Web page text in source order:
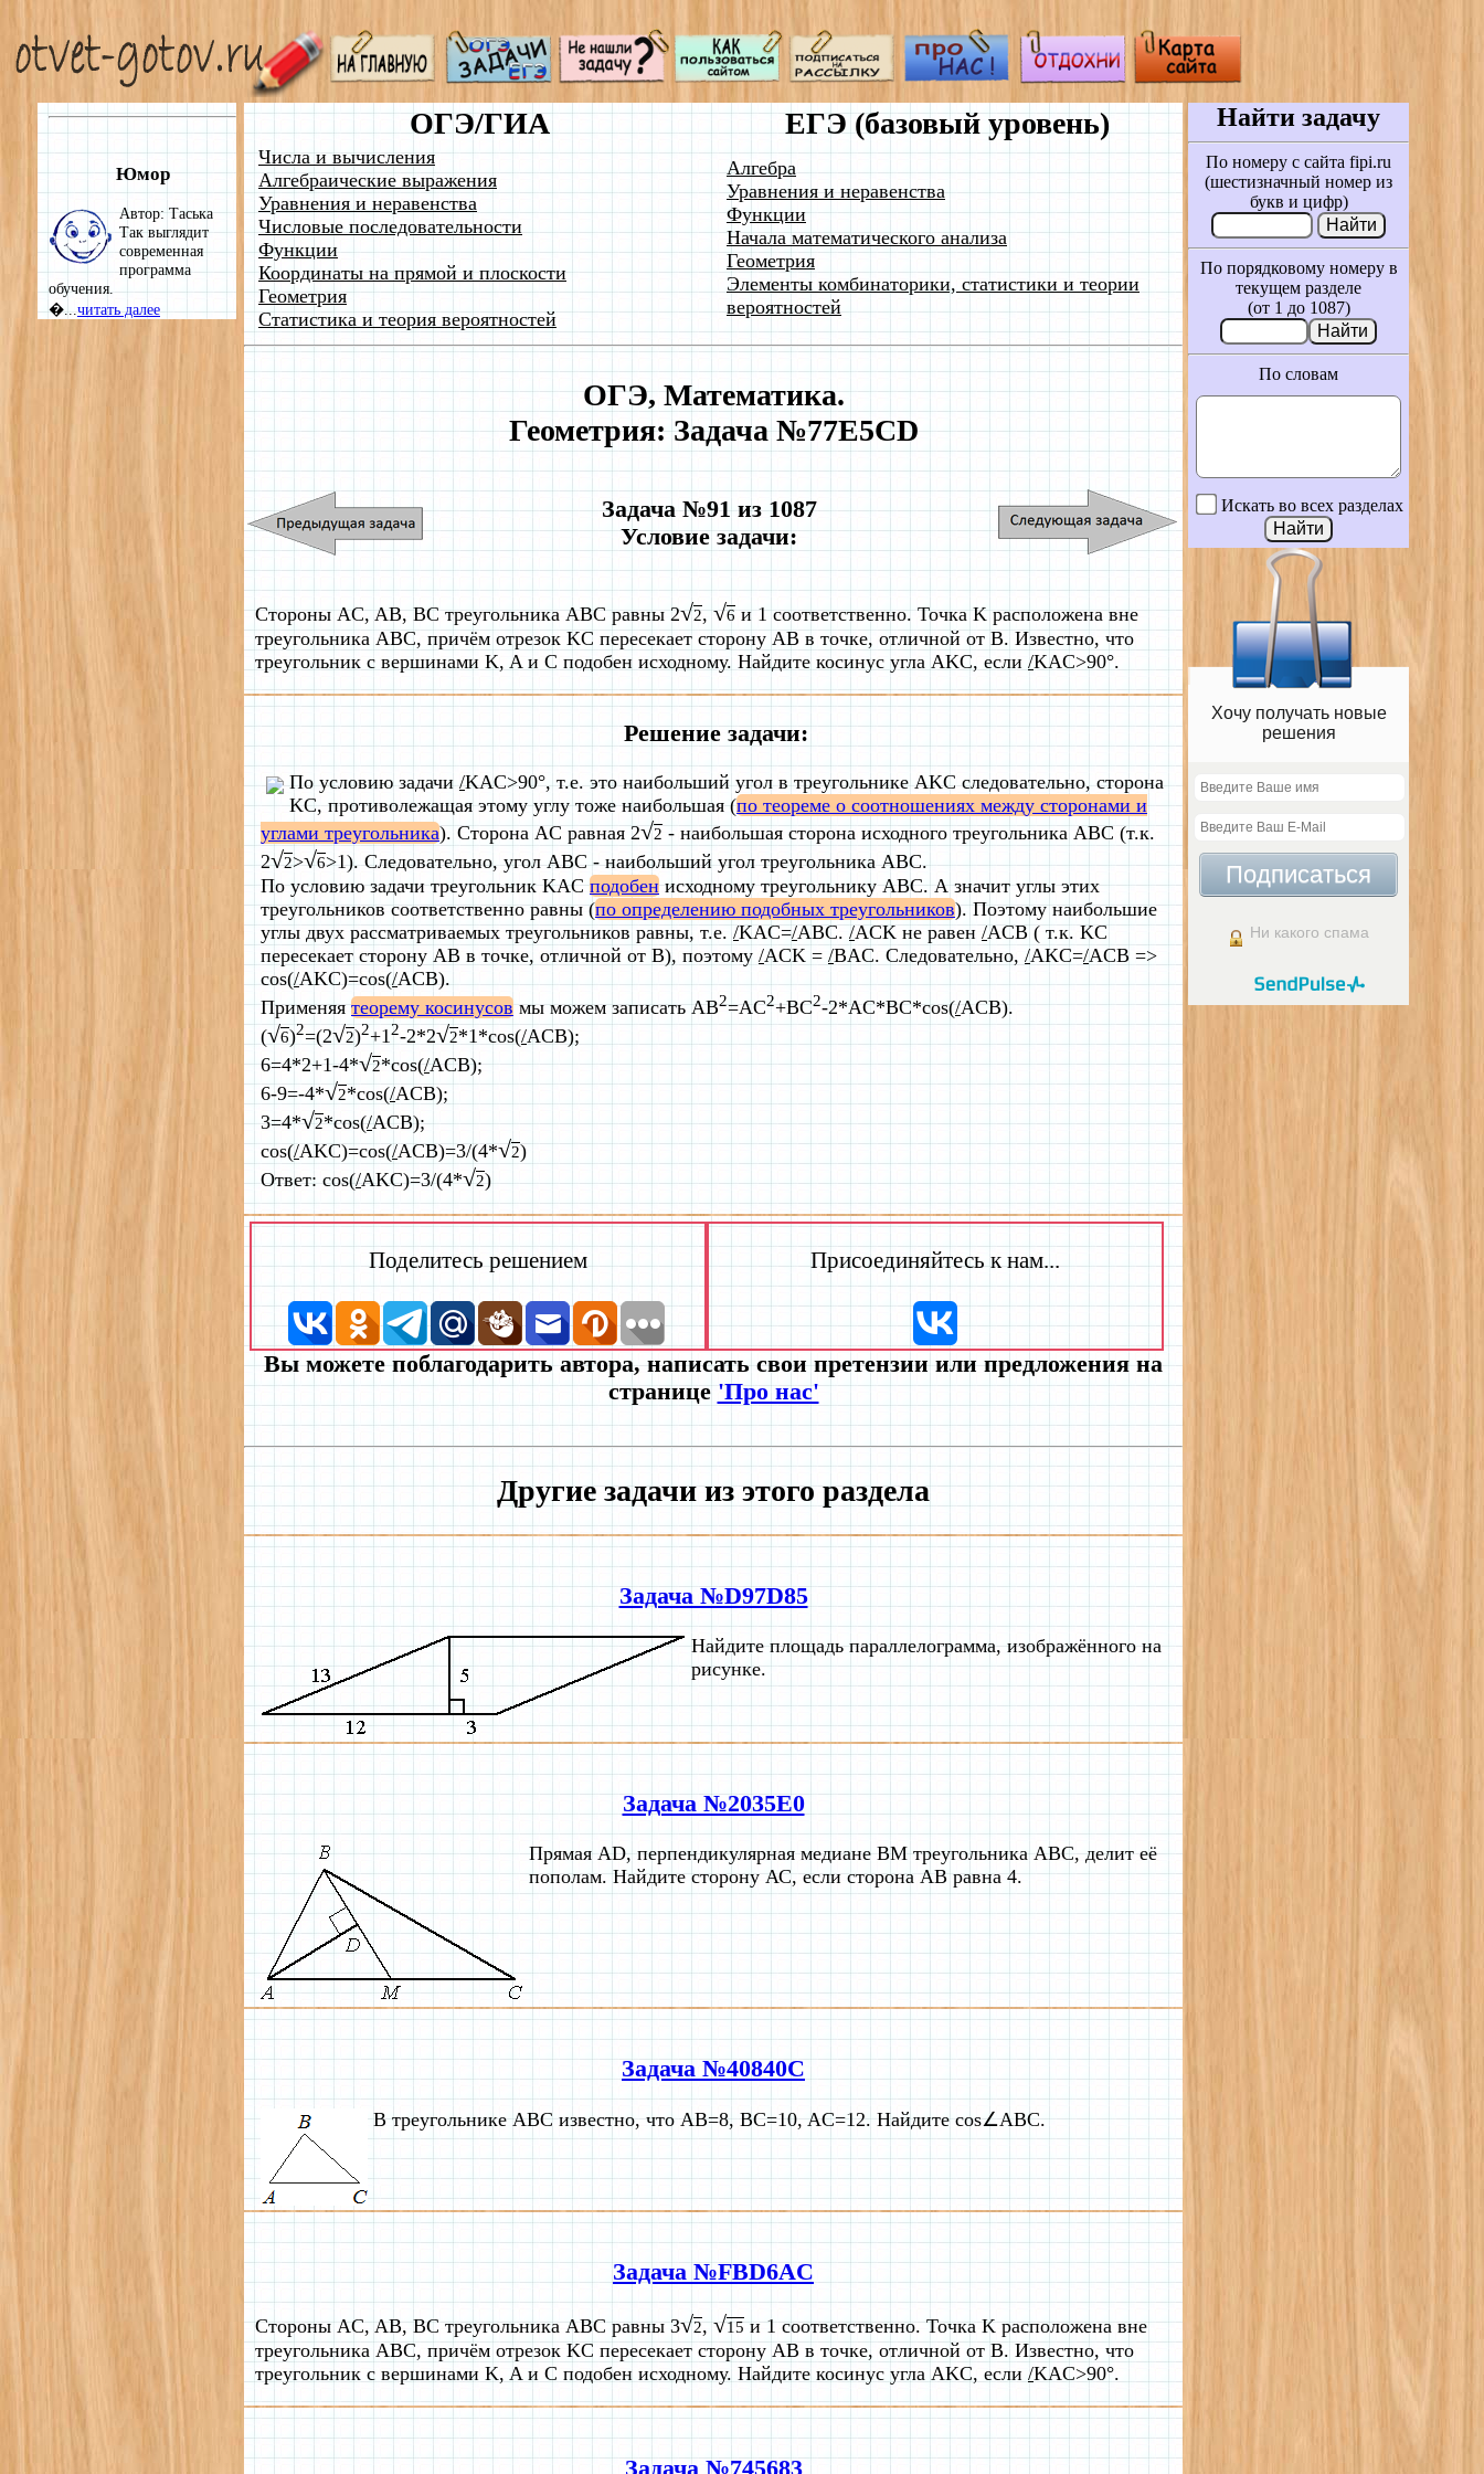
Юмор
Автор: Таська
Так выглядит
современная
программа
обучения.
�...читать далее
ОГЭ/ГИА ЕГЭ (базовый уровень)
Числа и вычисления
Алгебраические выражения
Уравнения и неравенства
Числовые последовательности
Функции
Координаты на прямой и плоскости
Геометрия
Статистика и теория вероятностей
Алгебра
Уравнения и неравенства
Функции
Начала математического анализа
Геометрия
Элементы комбинаторики, статистики и теории
вероятностей
ОГЭ, Математика.
Геометрия: Задача №77E5CD
Задача №91 из 1087
Условие задачи:
Стороны AC, AB, BC треугольника ABC равны 2√2,√6 и 1 соответственно. Точка K расположена вне
треугольника ABC, причём отрезок KC пересекает сторону AB в точке, отличной от B. Известно, что
треугольник с вершинами K, A и C подобен исходному. Найдите косинус угла AKC, если /KAC>90°.
Решение задачи:
По условию задачи/KAC>90°, т.е. это наибольший угол в треугольнике AKC следовательно, сторона
KC, противолежащая этому углу тоже наибольшая (по теореме о соотношениях между сторонами и
углами треугольника). Сторона AC равная 2√2- наибольшая сторона исходного треугольника ABC (т.к.
2√2>√6>1). Следовательно, угол ABC - наибольший угол треугольника ABC.
По условию задачи треугольник KACподобенисходному треугольнику ABC. А значит углы этих
треугольников соответственно равны (по определению подобных треугольников). Поэтому наибольшие
углы двух рассматриваемых треугольников равны, т.е./KAC=/ABC./ACK не равен/ACB ( т.к. KC
пересекает сторону AB в точке, отличной от B), поэтому /ACK = /BAC. Следовательно, /AKC=/ACB =>
cos(/AKC)=cos(/ACB).
Применяятеорему косинусовмы можем записать AB2=AC2+BC2-2*AC*BC*cos(/ACB).
(√6)2=(2√2)2+12-2*2√2*1*cos(/ACB);
6=4*2+1-4*√2*cos(/ACB);
6-9=-4*√2*cos(/ACB);
3=4*√2*cos(/ACB);
cos(/AKC)=cos(/ACB)=3/(4*√2)
Ответ: cos(/AKC)=3/(4*√2)
Поделитесь решением Присоединяйтесь к нам...
Вы можете поблагодарить автора, написать свои претензии или предложения на
странице'Про нас'
Другие задачи из этого раздела
Задача №D97D85
Найдите площадь параллелограмма, изображённого на
рисунке.
Задача №2035E0
Прямая AD, перпендикулярная медиане ВМ треугольника АВС, делит её
пополам. Найдите сторону АС, если сторона АВ равна 4.
Задача №40840C
В треугольнике ABC известно, что AB=8, BC=10, AC=12. Найдите cos∠ABC.
Задача №FBD6AC
Стороны AC, AB, BC треугольника ABC равны 3√2,√15и 1 соответственно. Точка K расположена вне
треугольника ABC, причём отрезок KC пересекает сторону AB в точке, отличной от B. Известно, что
треугольник с вершинами K, A и C подобен исходному. Найдите косинус угла AKC, если /KAC>90°.
Задача №745683
Найти задачу
По номеру с сайта fipi.ru
(шестизначный номер из
букв и цифр)
По порядковому номеру в
текущем разделе
(от 1 до 1087)
По словам
Искать во всех разделах
Хочу получать новые
решения
Подписаться
Ни какого спама